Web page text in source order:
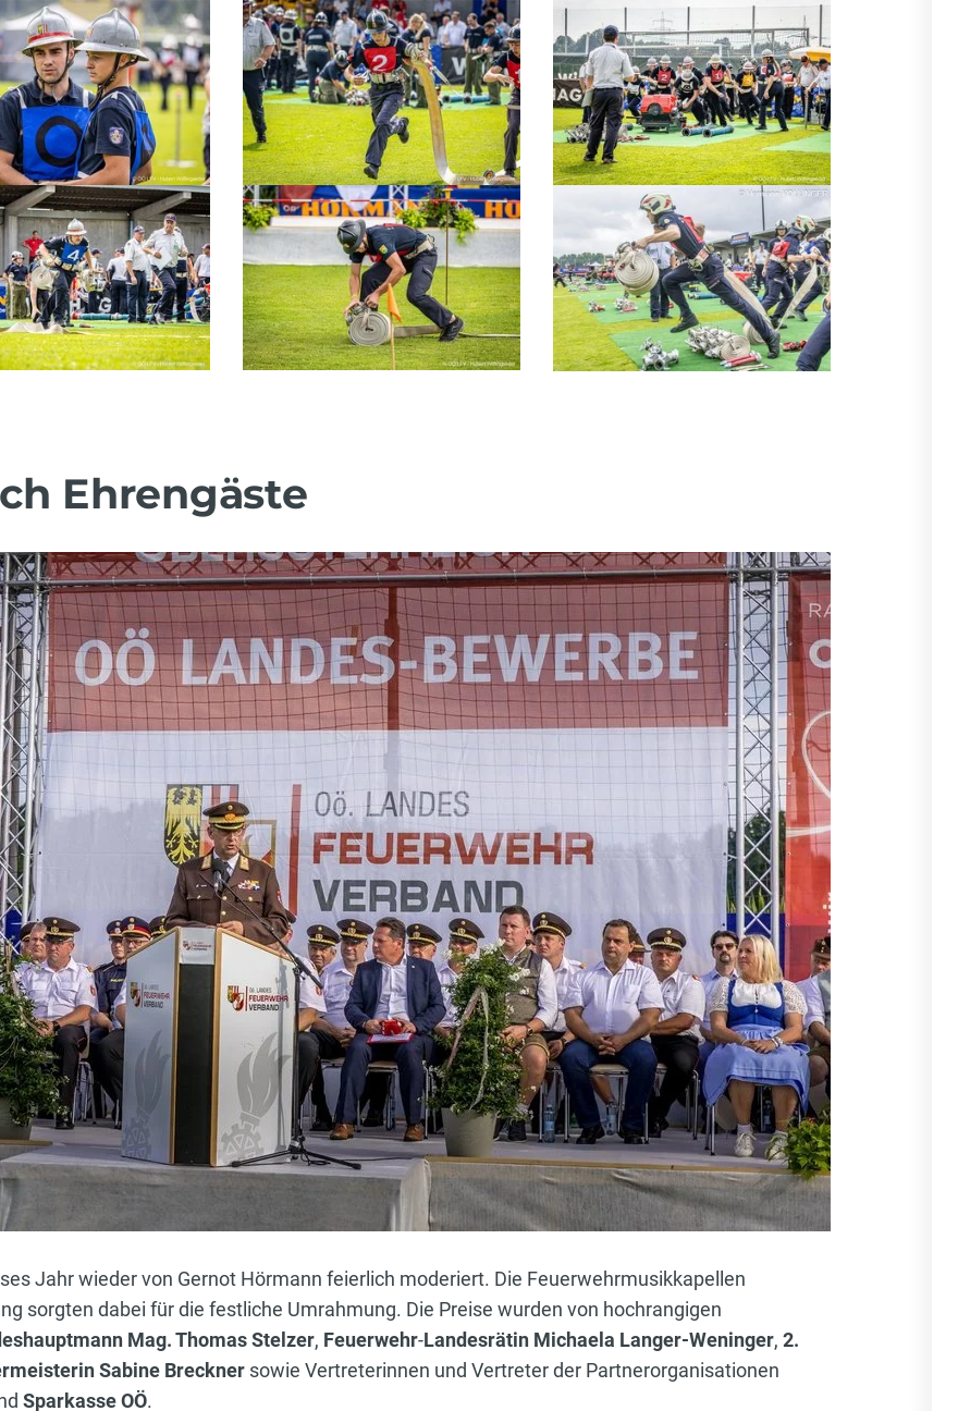
Ehrengäste
Jahr wieder von Gernot Hörmann feierlich moderiert. Die Feuerwehrmusikkapellen
sorgten dabei für die festliche Umrahmung. Die Preise wurden von hochrangigen
Mag. Thomas Stelzer, Feuerwehr-Landesrätin Michaela Langer-Weninger, 2.
Sabine Breckner sowie Vertreterinnen und Vertreter der Partnerorganisationen
Sparkasse OÖ.